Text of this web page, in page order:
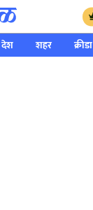
देश शहर क्रीडा